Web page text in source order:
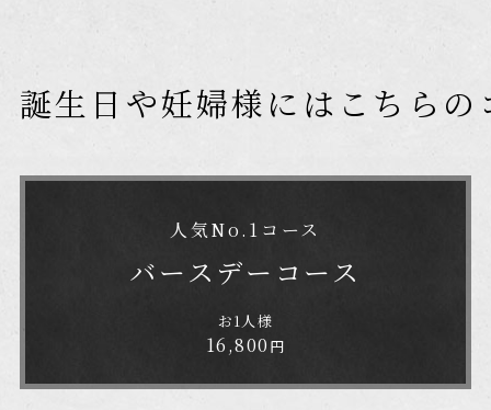
誕生日や妊婦様にはこちらの
人気No.1コース
バースデー コース
お1人様
16,800 円